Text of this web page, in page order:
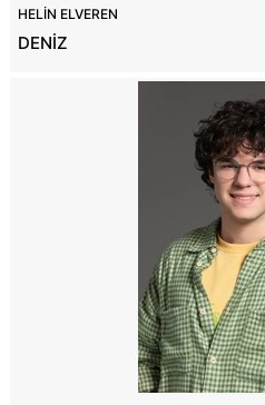
HELİN ELVEREN
DENİZ